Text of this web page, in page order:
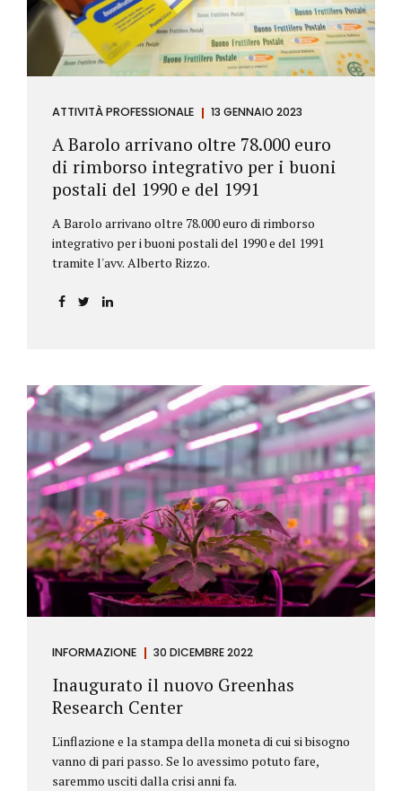
ATTIVITÀ PROFESSIONALE 13 GENNAIO 2023
A Barolo arrivano oltre 78.000 euro
di rimborso integrativo per i buoni
postali del 1990 e del 1991
A Barolo arrivano oltre 78.000 euro di rimborso
integrativo per i buoni postali del 1990 e del 1991
tramite l'avv. Alberto Rizzo.
INFORMAZIONE 30 DICEMBRE 2022
Inaugurato il nuovo Greenhas
Research Center
L'inflazione e la stampa della moneta di cui si bisogno
vanno di pari passo. Se lo avessimo potuto fare,
saremmo usciti dalla crisi anni fa.